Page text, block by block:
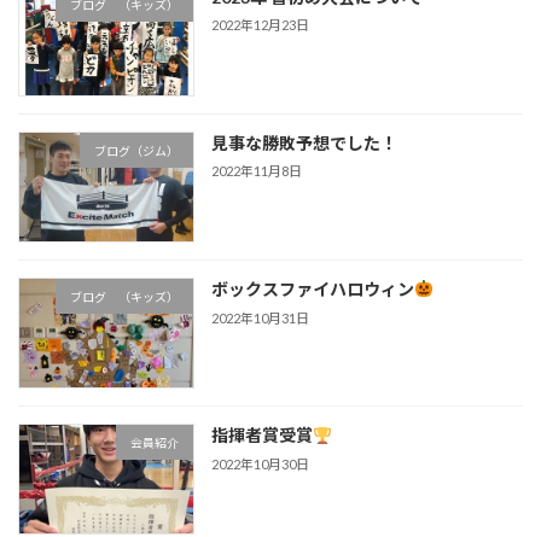
ブログ （キッズ）
2022年12月23日
ブログ（ジム） 見事な勝敗予想でした！
2022年11月8日
ブログ （キッズ） ボックスファイハロウィン
2022年10月31日
会員紹介 指揮者賞受賞
2022年10月30日